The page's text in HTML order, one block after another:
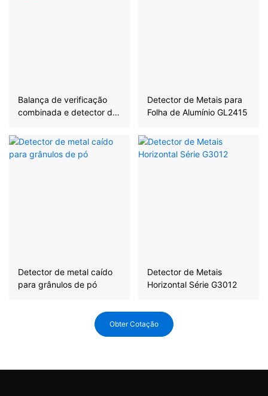
Balança de verificação
combinada e detector de
Detector de Metais para
Folha de Alumínio GL2415
Detector de metal caído
para grânulos de pó
Detector de Metais
Horizontal Série G3012
Obter Cotação